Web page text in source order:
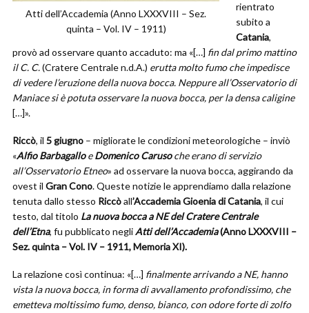
Atti dell’Accademia (Anno LXXXVIII – Sez.
quinta – Vol. IV – 1911)
rientrato
subito a
Catania,
provò ad osservare quanto accaduto: ma «[…] fin dal primo mattino
il C. C.(Cratere Centrale n.d.A.) erutta molto fumo che impedisce
di vedere l’eruzione della nuova bocca. Neppure all’Osservatorio di
Maniace si è potuta osservare la nuova bocca, per la densa caligine
[…]».
Riccò, il 5 giugno – migliorate le condizioni meteorologiche – inviò
«Alfio BarbagalloeDomenico Carusoche erano di servizio
all’Osservatorio Etneo» ad osservare la nuova bocca, aggirando da
ovest il Gran Cono. Queste notizie le apprendiamo dalla relazione
tenuta dallo stesso Riccòall’Accademia Gioenia di Catania, il cui
testo, dal titolo La nuova bocca a NE del Cratere Centrale
dell’Etna, fu pubblicato negliAtti dell’Accademia(Anno LXXXVIII –
Sez. quinta – Vol. IV – 1911, Memoria XI).
La relazione così continua: «[…] finalmente arrivando a NE, hanno
vista la nuova bocca, in forma di avvallamento profondissimo, che
emetteva moltissimo fumo, denso, bianco, con odore forte di zolfo